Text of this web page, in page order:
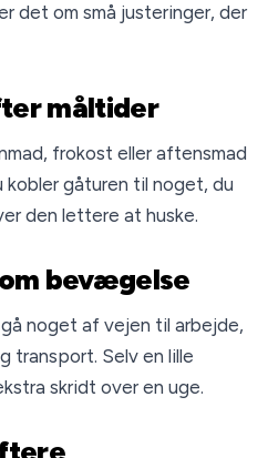
det om små justeringer, der
måltider
frokost eller aftensmad
kobler gåturen til noget, du
den lettere at huske.
bevægelse
noget af vejen til arbejde,
transport. Selv en lille
skridt over en uge.